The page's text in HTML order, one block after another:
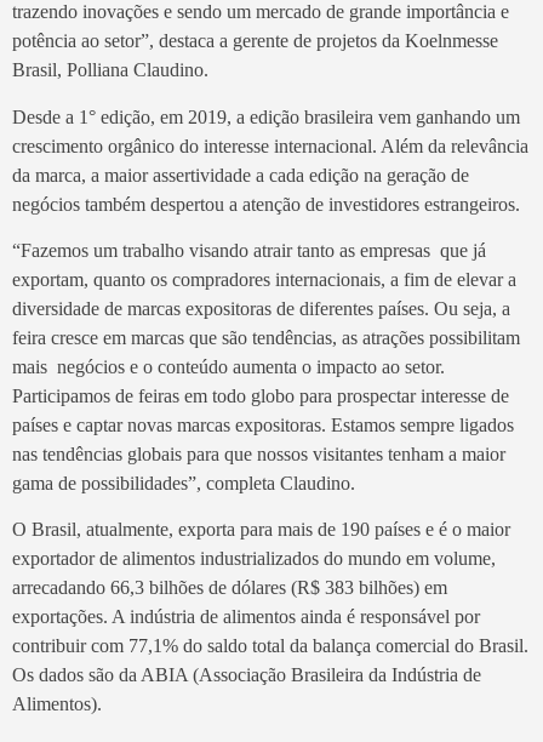
trazendo inovações e sendo um mercado de grande importância e
potência ao setor”, destaca a gerente de projetos da Koelnmesse
Brasil, Polliana Claudino.
Desde a 1° edição, em 2019, a edição brasileira vem ganhando um
crescimento orgânico do interesse internacional. Além da relevância
da marca, a maior assertividade a cada edição na geração de
negócios também despertou a atenção de investidores estrangeiros.
“Fazemos um trabalho visando atrair tanto as empresas que já
exportam, quanto os compradores internacionais, a fim de elevar a
diversidade de marcas expositoras de diferentes países. Ou seja, a
feira cresce em marcas que são tendências, as atrações possibilitam
mais negócios e o conteúdo aumenta o impacto ao setor.
Participamos de feiras em todo globo para prospectar interesse de
países e captar novas marcas expositoras. Estamos sempre ligados
nas tendências globais para que nossos visitantes tenham a maior
gama de possibilidades”, completa Claudino.
O Brasil, atualmente, exporta para mais de 190 países e é o maior
exportador de alimentos industrializados do mundo em volume,
arrecadando 66,3 bilhões de dólares (R$ 383 bilhões) em
exportações. A indústria de alimentos ainda é responsável por
contribuir com 77,1% do saldo total da balança comercial do Brasil.
Os dados são da ABIA (Associação Brasileira da Indústria de
Alimentos).